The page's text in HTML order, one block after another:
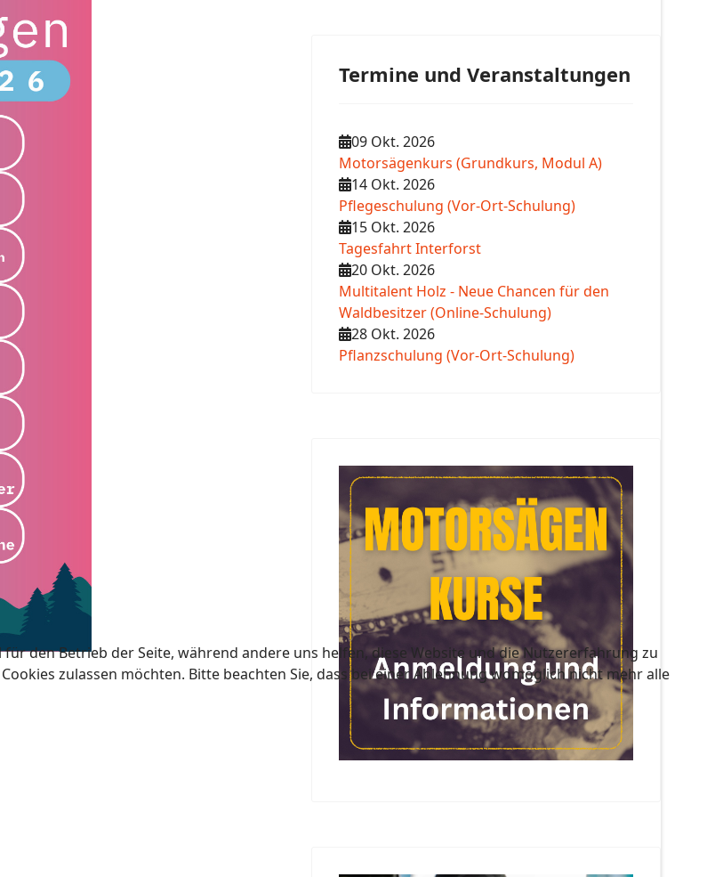
Termine und Veranstaltungen
09 Okt. 2026
Motorsägenkurs (Grundkurs, Modul A)
14 Okt. 2026
Pflegeschulung (Vor-Ort-Schulung)
15 Okt. 2026
Tagesfahrt Interforst
20 Okt. 2026
Multitalent Holz - Neue Chancen für den
Waldbesitzer (Online-Schulung)
28 Okt. 2026
Pflanzschulung (Vor-Ort-Schulung)
den Betrieb der Seite, während andere uns helfen, diese Website und die Nutzererfahrung zu
zulassen möchten. Bitte beachten Sie, dass bei einer Ablehnung womöglich nicht mehr alle